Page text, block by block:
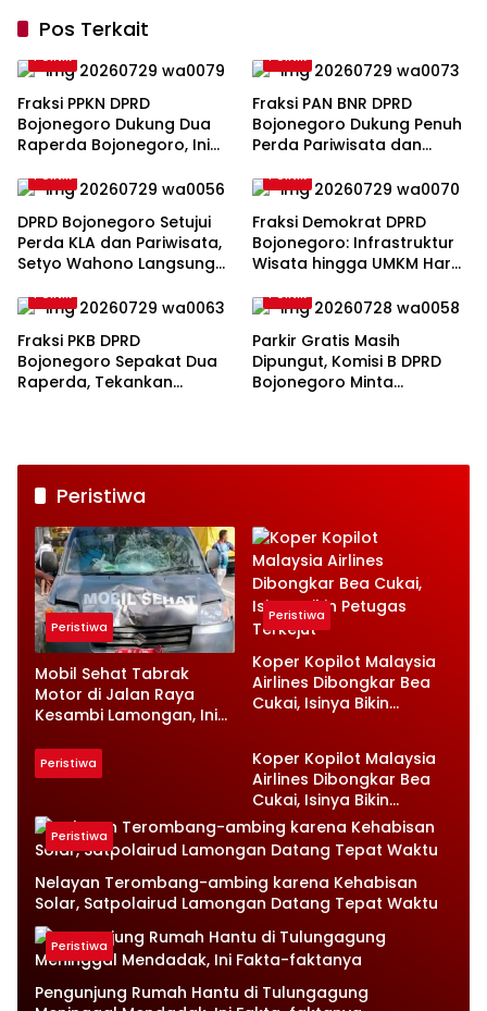
Pos Terkait
Politik
Fraksi PPKN DPRD
Bojonegoro Dukung Dua
Raperda Bojonegoro, Ini
Disampaikan
Politik
Fraksi PAN BNR DPRD
Bojonegoro Dukung Penuh
Perda Pariwisata dan
Politik
DPRD Bojonegoro Setujui
Perda KLA dan Pariwisata,
Setyo Wahono Langsung
Politik
Fraksi Demokrat DPRD
Bojonegoro: Infrastruktur
Wisata hingga UMKM Harus
Politik
Fraksi PKB DPRD
Bojonegoro Sepakat Dua
Raperda, Tekankan
Politik
Parkir Gratis Masih
Dipungut, Komisi B DPRD
Bojonegoro Minta
Peristiwa
Peristiwa
Mobil Sehat Tabrak
Motor di Jalan Raya
Kesambi Lamongan, Ini
Peristiwa
Koper Kopilot Malaysia
Airlines Dibongkar Bea
Cukai, Isinya Bikin
Peristiwa
Koper Kopilot Malaysia
Airlines Dibongkar Bea
Cukai, Isinya Bikin
Petugas Terkejut
Peristiwa
Nelayan Terombang-ambing karena Kehabisan
Solar, Satpolairud Lamongan Datang Tepat Waktu
Peristiwa
Pengunjung Rumah Hantu di Tulungagung